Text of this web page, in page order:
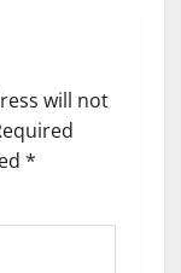
will not
*